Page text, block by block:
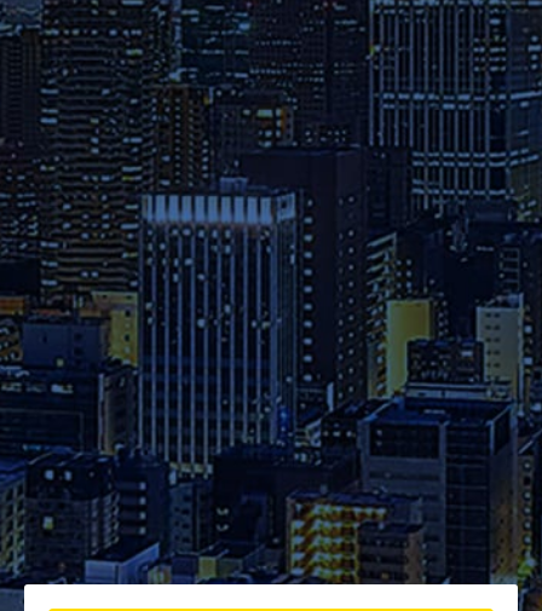
募集要項
本学へのご出願を検討されてい
る方は、お早めに出願期間・試
験日程・提出書類・納入金など
の詳細をご確認ください。
資料請求
2026年度パンフレット配布開
始！カリキュラム全体、各科目
詳細、院生プロフィールについ
て、詳しく知りたい方は資料請
求フォームからお申込みくださ
い。